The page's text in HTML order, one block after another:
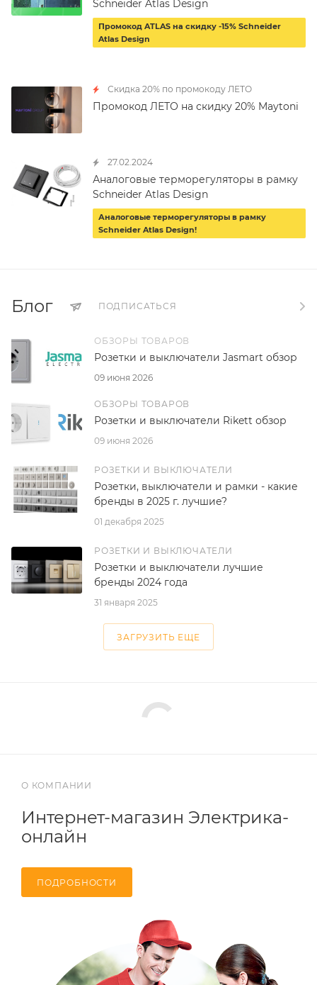
Schneider Atlas Design
Промокод ATLAS на скидку -15% Schneider
Atlas Design
Скидка 20% по промокоду ЛЕТО
Промокод ЛЕТО на скидку 20% Maytoni
27.02.2024
Аналоговые терморегуляторы в рамку
Schneider Atlas Design
Аналоговые терморегуляторы в рамку
Schneider Atlas Design!
Блог ПОДПИСАТЬСЯ
ОБЗОРЫ ТОВАРОВ
09 июня 2026
Розетки и выключатели Jasmart обзор
ОБЗОРЫ ТОВАРОВ
09 июня 2026
Розетки и выключатели Rikett обзор
РОЗЕТКИ И ВЫКЛЮЧАТЕЛИ
01 декабря 2025
Розетки, выключатели и рамки - какие
бренды в 2025 г. лучшие?
РОЗЕТКИ И ВЫКЛЮЧАТЕЛИ
31 января 2025
Розетки и выключатели лучшие
бренды 2024 года
ЗАГРУЗИТЬ ЕЩЕ
О КОМПАНИИ
Интернет-магазин Электрика-
онлайн
ПОДРОБНОСТИ